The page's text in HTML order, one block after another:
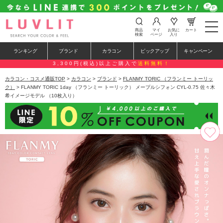
t
o
e
n
a
v
i
t
i
o
n
商品
検索
マイ
ページ
お気に
入り
カート
ランキング ブランド カラコン ピックアップ キャンペーン
3,300円(税込)以上ご購入で 送料無料！
カラコン・コスメ通販TOP > カラコン > ブランド > FLANMY TORIC （フランミー トーリッ
ク）
> FLANMY TORIC 1day （フランミー トーリック） メープルシフォン CYL-0.75 佐々木
希イメージモデル （10枚入り）